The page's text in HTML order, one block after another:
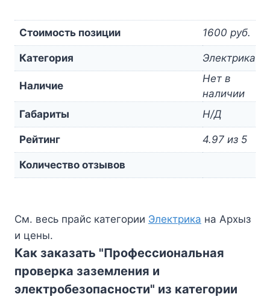
Стоимость позиции 1600 руб.
Категория Электрика
Наличие
Нет в
наличии
Габариты
Н/Д
Рейтинг 4.97 из 5
Количество отзывов
См. весь прайс категории Электрика на Архыз
и цены.
Как заказать "Профессиональная
проверка заземления и
электробезопасности" из категории